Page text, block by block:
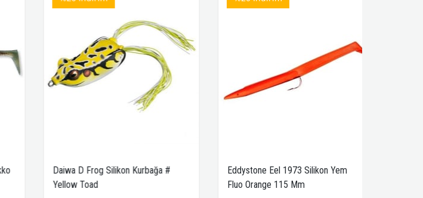
Daiwa D Frog Silikon Kurbağa #
Yellow Toad
Eddystone Eel 1973 Silikon Yem
Fluo Orange 115 Mm